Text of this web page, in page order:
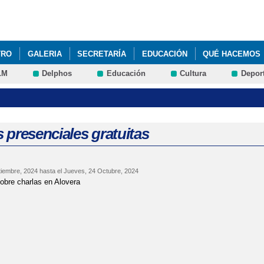
GALERIA SECRETARÍA EDUCACIÓN QUÉ HACEMOS
Delphos Educación Cultura
presenciales gratuitas
2024hasta el Jueves, 24 Octubre, 2024
charlas en Alovera